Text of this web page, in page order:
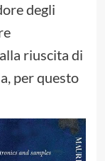
degli
riuscita di
per questo